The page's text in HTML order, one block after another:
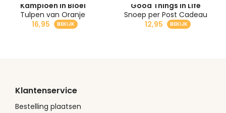
Kampioen in Bloei
Tulpen van Oranje
16,95
Good Things in Life
Snoep per Post Cadeau
12,95
Klantenservice
Bestelling plaatsen